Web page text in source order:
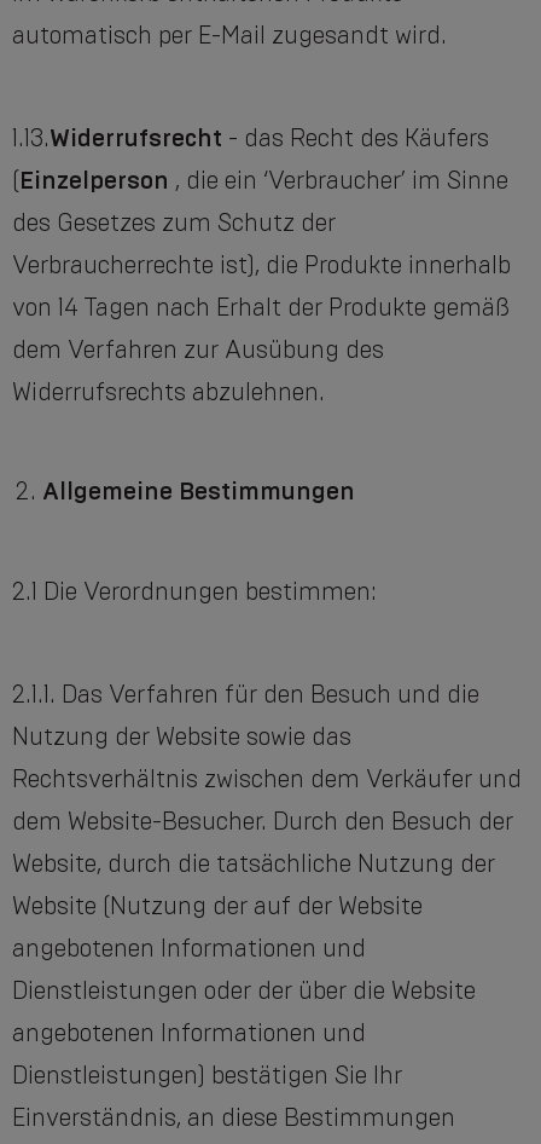
automatisch per E-Mail zugesandt wird.
1.13.Widerrufsrecht - das Recht des Käufers
(Einzelperson , die ein ‘Verbraucher’ im Sinne
des Gesetzes zum Schutz der
Verbraucherrechte ist), die Produkte innerhalb
von 14 Tagen nach Erhalt der Produkte gemäß
dem Verfahren zur Ausübung des
Widerrufsrechts abzulehnen.
Allgemeine Bestimmungen
2.1 Die Verordnungen bestimmen:
2.1.1. Das Verfahren für den Besuch und die
Nutzung der Website sowie das
Rechtsverhältnis zwischen dem Verkäufer und
dem Website-Besucher. Durch den Besuch der
Website, durch die tatsächliche Nutzung der
Website (Nutzung der auf der Website
angebotenen Informationen und
Dienstleistungen oder der über die Website
angebotenen Informationen und
Dienstleistungen) bestätigen Sie Ihr
Einverständnis, an diese Bestimmungen